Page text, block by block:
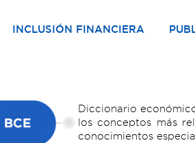
INCLUSIÓN FINANCIERA
Diccionario
los conceptos más
conocimientos